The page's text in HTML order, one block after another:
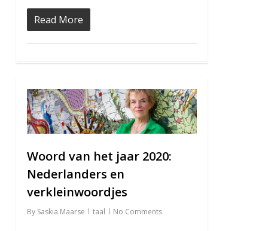
Read More
Woord van het jaar 2020:
Nederlanders en
verkleinwoordjes
By Saskia Maarse taal No Comments
0